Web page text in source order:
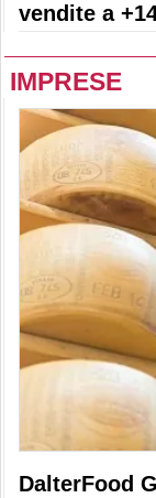
vendite a
IMPRESE
DalterFood